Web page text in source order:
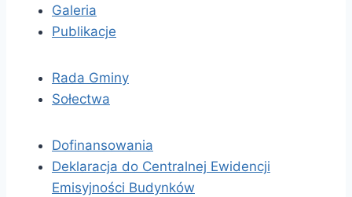
Galeria
Publikacje
Rada Gminy
Sołectwa
Dofinansowania
Deklaracja do Centralnej Ewidencji
Emisyjności Budynków